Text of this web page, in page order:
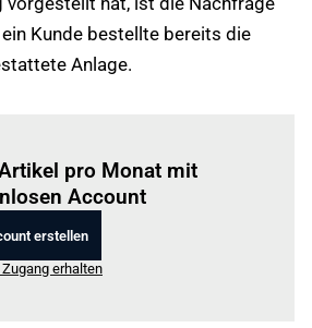
Kunde bestellte bereits die
Anlage.
pro Monat mit
Account
erstellen
erhalten